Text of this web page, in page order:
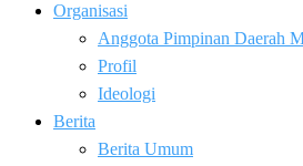
Organisasi
Anggota Pimpinan Daerah
Profil
Ideologi
Berita
Berita Umum